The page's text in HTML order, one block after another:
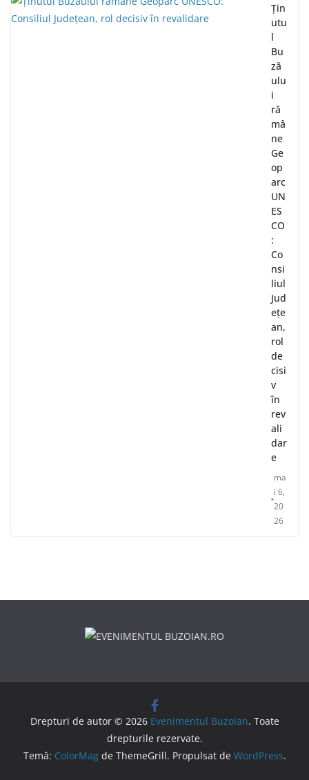
Țin
utu
l
Bu
ză
ulu
i
ră
mâ
ne
Ge
op
arc
UN
ES
CO
:
Co
nsi
liul
Jud
ețe
an,
rol
de
cisi
v
în
rev
ali
dar
e
ma
i 6,
20
26
Drepturi de autor © 2026 Evenimentul Buzoian. Toate
drepturile rezervate.
Temă: ColorMagde ThemeGrill. Propulsat de WordPress.